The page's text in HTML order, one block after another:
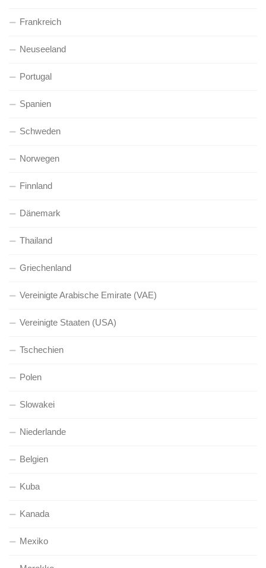
Frankreich
Neuseeland
Portugal
Spanien
Schweden
Norwegen
Finnland
Dänemark
Thailand
Griechenland
Vereinigte Arabische Emirate (VAE)
Vereinigte Staaten (USA)
Tschechien
Polen
Slowakei
Niederlande
Belgien
Kuba
Kanada
Mexiko